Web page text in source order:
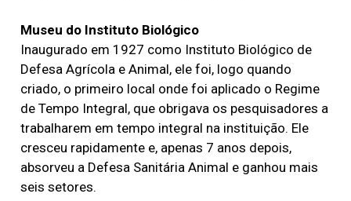
Museu do Instituto Biológico
Inaugurado em 1927 como Instituto Biológico de
Defesa Agrícola e Animal, ele foi, logo quando
criado, o primeiro local onde foi aplicado o Regime
de Tempo Integral, que obrigava os pesquisadores a
trabalharem em tempo integral na instituição. Ele
cresceu rapidamente e, apenas 7 anos depois,
absorveu a Defesa Sanitária Animal e ganhou mais
seis setores.